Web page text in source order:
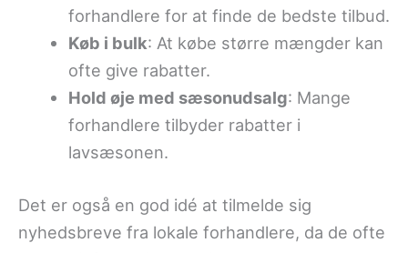
forhandlere for at finde de bedste tilbud.
Køb i bulk: At købe større mængder kan
ofte give rabatter.
Hold øje med sæsonudsalg: Mange
forhandlere tilbyder rabatter i
lavsæsonen.
Det er også en god idé at tilmelde sig
nyhedsbreve fra lokale forhandlere, da de ofte